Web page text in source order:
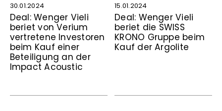
30.01.2024
Deal: Wenger Vieli
beriet von Verium
vertretene Investoren
beim Kauf einer
Beteiligung an der
Impact Acoustic
15.01.2024
Deal: Wenger Vieli
beriet die SWISS
KRONO Gruppe beim
Kauf der Argolite